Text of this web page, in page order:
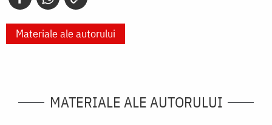
Materiale ale autorului
MATERIALE ALE AUTORULUI